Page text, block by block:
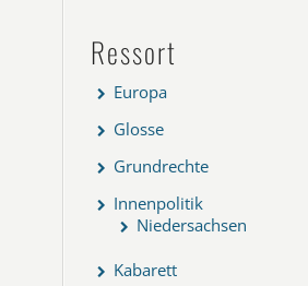
Ressort
Europa
Glosse
Grundrechte
Innenpolitik
Niedersachsen
Kabarett